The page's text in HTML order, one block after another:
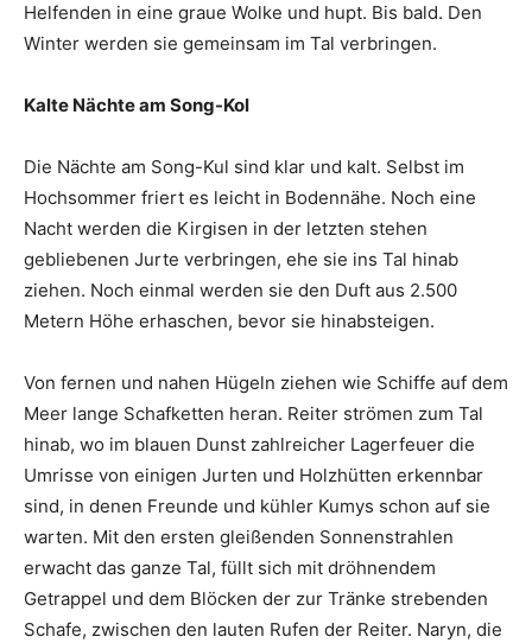
Helfenden in eine graue Wolke und hupt. Bis bald. Den
Winter werden sie gemeinsam im Tal verbringen.
Kalte Nächte am Song-Kol
Die Nächte am Song-Kul sind klar und kalt. Selbst im
Hochsommer friert es leicht in Bodennähe. Noch eine
Nacht werden die Kirgisen in der letzten stehen
gebliebenen Jurte verbringen, ehe sie ins Tal hinab
ziehen. Noch einmal werden sie den Duft aus 2.500
Metern Höhe erhaschen, bevor sie hinabsteigen.
Von fernen und nahen Hügeln ziehen wie Schiffe auf dem
Meer lange Schafketten heran. Reiter strömen zum Tal
hinab, wo im blauen Dunst zahlreicher Lagerfeuer die
Umrisse von einigen Jurten und Holzhütten erkennbar
sind, in denen Freunde und kühler Kumys schon auf sie
warten. Mit den ersten gleißenden Sonnenstrahlen
erwacht das ganze Tal, füllt sich mit dröhnendem
Getrappel und dem Blöcken der zur Tränke strebenden
Schafe, zwischen den lauten Rufen der Reiter. Naryn, die